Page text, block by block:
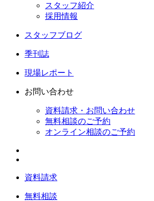
スタッフ紹介
採用情報
スタッフブログ
季刊誌
現場レポート
お問い合わせ
資料請求・お問い合わせ
無料相談のご予約
オンライン相談のご予約
資料請求
無料相談